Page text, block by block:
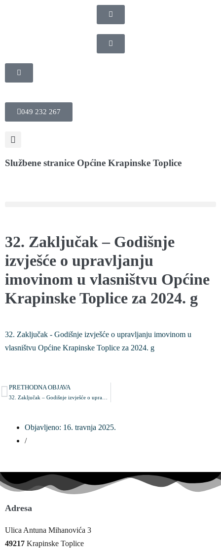
049 232 267
Službene stranice Općine Krapinske Toplice
32. Zaključak – Godišnje
izvješće o upravljanju
imovinom u vlasništvu Općine
Krapinske Toplice za 2024. g
32. Zaključak - Godišnje izvješće o upravljanju imovinom u
vlasništvu Općine Krapinske Toplice za 2024. g
PRETHODNA OBJAVA
Objavljeno: 16. travnja 2025.
/
Adresa
Ulica Antuna Mihanovića 3
49217 Krapinske Toplice